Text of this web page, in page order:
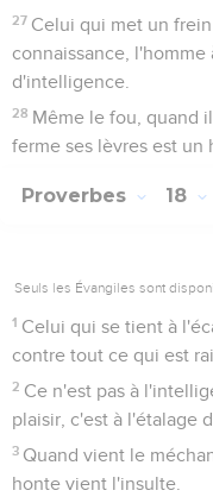
27 Celui qui met un
connaissance,
d'intelligence.
28 Même le fou, quand
ferme ses lèvres est un
Proverbes 18
Seuls les Évangiles sont
1 Celui qui se tient à
contre tout ce qui est
2 Ce n'est pas à
plaisir, c'est à l'étalage
3 Quand vient le
honte vient l'insulte.